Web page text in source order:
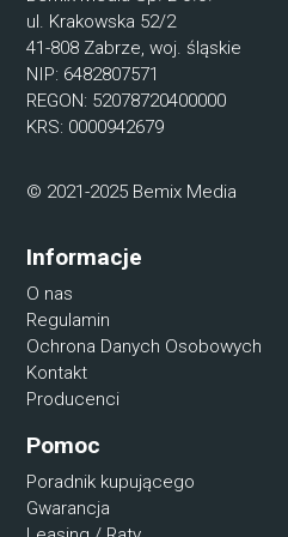
ul. Krakowska 52/2
41-808 Zabrze, woj. śląskie
NIP: 6482807571
REGON: 52078720400000
KRS: 0000942679
© 2021-2025 Bemix Media
Informacje
O nas
Regulamin
Ochrona Danych Osobowych
Kontakt
Producenci
Pomoc
Poradnik kupującego
Gwarancja